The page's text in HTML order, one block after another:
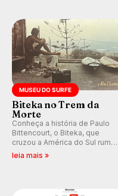
MUSEU DO SURFE
Biteka no Trem da
Morte
Conheça a história de Paulo
Bittencourt, o Biteka, que
cruzou a América do Sul rumo
ao Pacífico em uma jornada
leia mais »